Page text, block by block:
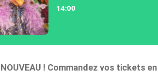
14:00
NOUVEAU ! Commandez vos tickets